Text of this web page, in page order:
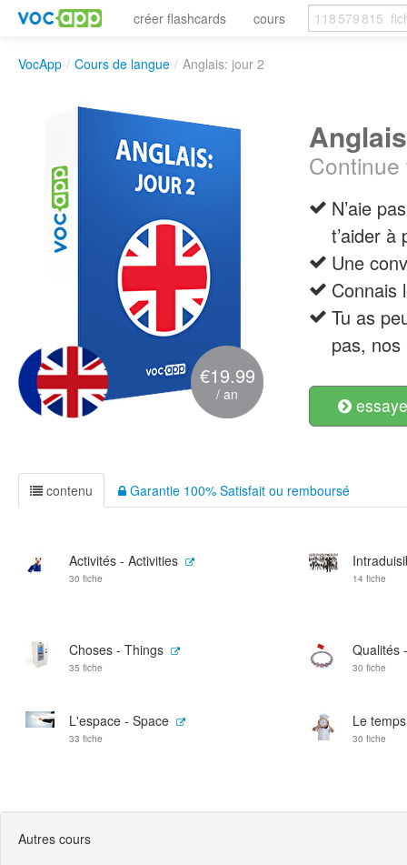
créer flashcards cours
VocApp / Cours de langue / Anglais: jour 2
€19.99
/ an
N’aie
t’aider
Une
Connais
Tu as
pas,
contenu Garantie 100% Satisfait ou remboursé
Activités - Activities
30 fiche 14 fiche
Choses - Things
35 fiche
Qualités
30 fiche
L'espace - Space
33 fiche
Le
30 fiche
Autres cours